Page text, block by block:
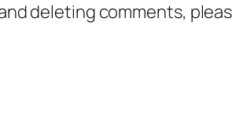
deleting comments,